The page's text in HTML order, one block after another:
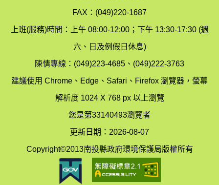
保
局
圖
染
制
科
(南
FAX：(049)220-1687
上班(服務)時間：上午 08:00-12:00；下午 13:30-17:30 (週
六、日及例假日休息)
陳情專線：(049)223-4685、(049)222-3763
建議使用 Chrome、Edge、Safari、Firefox 瀏覽器，螢幕
解析度 1024 X 768 px 以上瀏覽
您是第33140493瀏覽者
更新日期：2026-08-07
Copyright©2013南投縣政府環境保護局版權所有